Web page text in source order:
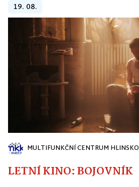
19. 08.
MULTIFUNKČNÍ CENTRUM HLINSKO
LETNÍ KINO: BOJOVNÍK